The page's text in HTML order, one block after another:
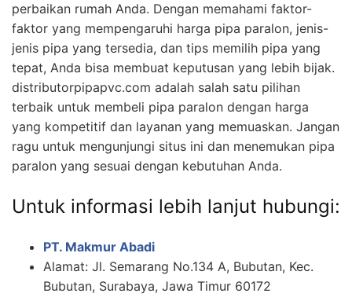
perbaikan rumah Anda. Dengan memahami faktor-
faktor yang mempengaruhi harga pipa paralon, jenis-
jenis pipa yang tersedia, dan tips memilih pipa yang
tepat, Anda bisa membuat keputusan yang lebih bijak.
distributorpipapvc.com adalah salah satu pilihan
terbaik untuk membeli pipa paralon dengan harga
yang kompetitif dan layanan yang memuaskan. Jangan
ragu untuk mengunjungi situs ini dan menemukan pipa
paralon yang sesuai dengan kebutuhan Anda.
Untuk informasi lebih lanjut hubungi:
PT. Makmur Abadi
Alamat: Jl. Semarang No.134 A, Bubutan, Kec.
Bubutan, Surabaya, Jawa Timur 60172